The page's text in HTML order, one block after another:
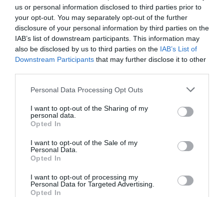
us or personal information disclosed to third parties prior to
your opt-out. You may separately opt-out of the further
disclosure of your personal information by third parties on the
IAB’s list of downstream participants. This information may
also be disclosed by us to third parties on the IAB’s List of
Downstream Participants that may further disclose it to other
Personal Data Processing Opt Outs
I want to opt-out of the Sharing of my
personal data.
Opted In
I want to opt-out of the Sale of my
Personal Data.
Opted In
I want to opt-out of processing my
Personal Data for Targeted Advertising.
Opted In
See
more
Articolul anterior
Tinerii se pregătesc să emigreze.
Concurenţă mare la facultăţile care asigură
slujbe bine plătite peste hotare
viola, italian condamnat
AȚI PUTEA DORI DE
ASEMENEA